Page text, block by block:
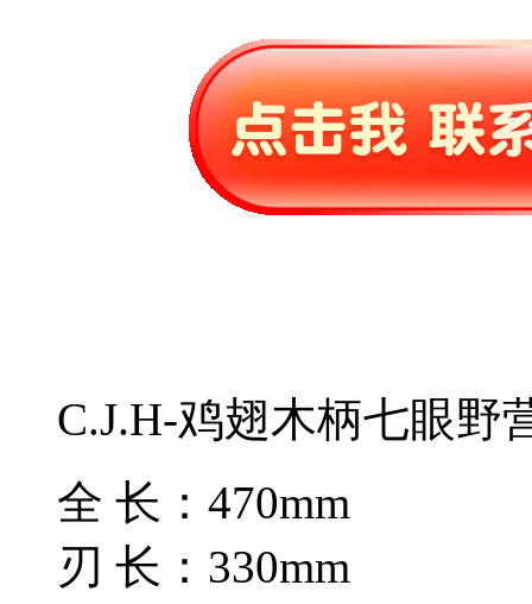
C.J.H-鸡翅木柄七眼野
全 长：470mm
刃 长：330mm